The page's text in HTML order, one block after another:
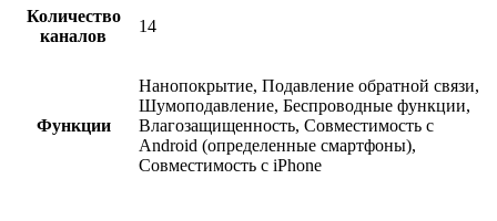
Количество
каналов
14
Функции
Нанопокрытие, Подавление обратной связи,
Шумоподавление, Беспроводные функции,
Влагозащищенность, Совместимость с
Android (определенные смартфоны),
Совместимость с iPhone